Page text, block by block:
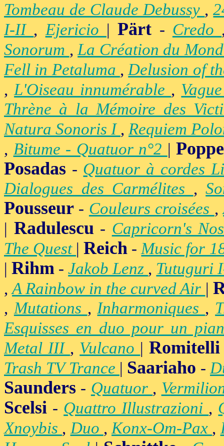
Tombeau de Claude Debussy ,
I-II ,Ejericio |Pärt - Credo
Sonorum ,La Création du
Fell in Petaluma ,Delusion of
,L'Oiseau innumérable ,
Thrène à la Mémoire des
Natura Sonoris I , Requiem
, Bitume - Quatuor n°2 |Poppe
Posadas - Quatuor à cordes
Dialogues des Carmélites ,
Pousseur - Couleurs croisées ,
| Radulescu - Capricorn's
The Quest |Reich -Music for
|Rihm -Jakob Lenz , Tutuguri
,A Rainbow in the curved Air |
,Mutations ,Inharmoniques ,
Esquisses en duo pour un
Metal III , Vulcano |Romitelli
Trash TV Trance | Saariaho -
Saunders - Quatuor ,
Scelsi - Quattro Illustrazioni ,
Xnoybis ,Duo ,Konx-Om-Pax ,